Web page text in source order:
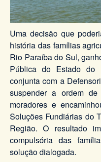
Uma decisão que
história das famílias
Rio Paraíba do Sul,
Pública do Estado do
conjunta com a
suspender a ordem
moradores e
Soluções Fundiárias do
Região. O resultado
compulsória das
solução dialogada.